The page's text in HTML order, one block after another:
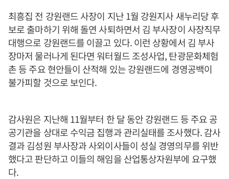
최흥집 전 강원랜드 사장이 지난 1월 강원지사 새누리당 후
보로 출마하기 위해 돌연 사퇴하면서 김 부사장이 사장직무
대행으로 강원랜드를 이끌고 있다. 이런 상황에서 김 부사
장마저 물러나게 된다면 워터월드 조성사업, 탄광문화체험
촌 등 주요 현안들이 산적해 있는 강원랜드에 경영공백이
불가피할 것으로 보인다.
감사원은 지난해 11월부터 한 달 동안 강원랜드 등 주요 공
공기관을 상대로 수익금 집행과 관리실태를 조사했다. 감사
결과 김성원 부사장과 사외이사들이 성실 경영의무를 위반
했다고 판단하고 이들의 해임을 산업통상자원부에 요구했
다.